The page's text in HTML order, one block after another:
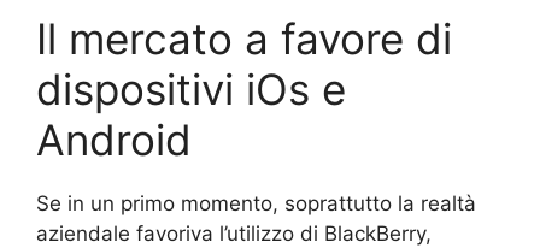
Il mercato a favore di
dispositivi iOs e
Android
Se in un primo momento, soprattutto la realtà
aziendale favoriva l’utilizzo di BlackBerry,